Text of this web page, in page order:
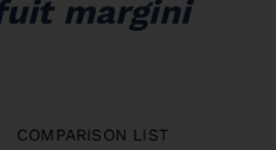
margini
COMPARISON LIST